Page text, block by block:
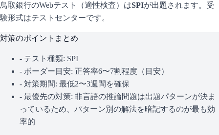
鳥取銀行のWebテスト（適性検査）はSPIが出題されます。 受
験形式はテストセンターです。
対策のポイントまとめ
- テスト種類: SPI
- ボーダー目安: 正答率6〜7割程度（目安）
- 対策期間: 最低2〜3週間を確保
- 最優先の対策: 非言語の推論問題は出題パターンが決ま
っているため、パターン別の解法を暗記するのが最も効
率的